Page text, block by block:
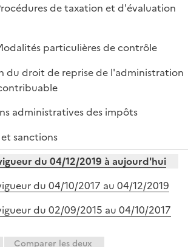
de taxation et d'évaluation
particulières de contrôle
du droit de reprise de l'administration
administratives des impôts
sanctions
du 04/12/2019 à aujourd'hui
du 04/10/2017 au 04/12/2019
du 02/09/2015 au 04/10/2017
Comparer les deux